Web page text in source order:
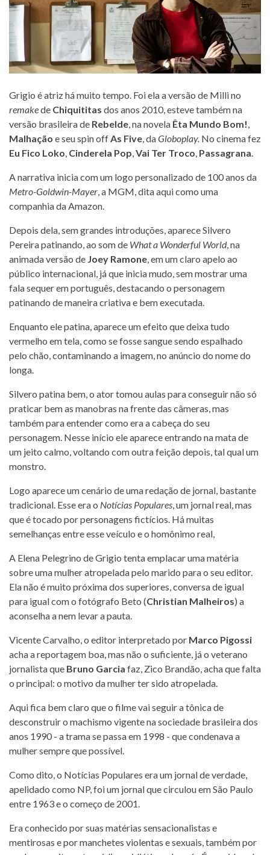
Grigio é atriz há muito tempo. Foi ela a versão de Milli no
remakede Chiquititas dos anos 2010, esteve também na
versão brasileira de Rebelde, na novela Êta Mundo Bom!,
Malhação e seu spin offAs Five, daGloboplay. No cinema fez
Eu Fico Loko, Cinderela Pop,Vai Ter Troco, Passagrana.
A narrativa inicia com um logo personalizado de 100 anos da
Metro-Goldwin-Mayer, a MGM, dita aqui como uma
companhia da Amazon.
Depois dela, sem grandes introduções, aparece Silvero
Pereira patinando, ao som de What a Wonderful World, na
animada versão de Joey Ramone, em um claro apelo ao
público internacional, já que inicia mudo, sem mostrar uma
fala sequer em português, destacando o personagem
patinando de maneira criativa e bem executada.
Enquanto ele patina, aparece um efeito que deixa tudo
vermelho em tela, como se fosse sangue sendo espalhado
pelo chão, contaminando a imagem, no anúncio do nome do
longa.
Silvero patina bem, o ator tomou aulas para conseguir não só
praticar bem as manobras na frente das câmeras, mas
também para entender como era a cabeça do seu
personagem. Nesse início ele aparece entrando na mata de
um jeito calmo, voltando com outra feição depois, tal qual um
monstro.
Logo aparece um cenário de uma redação de jornal, bastante
tradicional. Esse era o Notícias Populares, um jornal real, mas
que é tocado por personagens fictícios. Há muitas
semelhanças entre esse veículo e o homônimo real,
A Elena Pelegrino de Grigio tenta emplacar uma matéria
sobre uma mulher atropelada pelo marido para o seu editor.
Ela não é muito próxima dos superiores, conversa de igual
para igual com o fotógrafo Beto (Christian Malheiros) a
aconselha a nem levar a pauta.
Vicente Carvalho, o editor interpretado por Marco Pigossi
acha a reportagem boa, mas não o suficiente, já o veterano
jornalista que Bruno Garcia faz, Zico Brandão, acha que falta
o principal: o motivo da mulher ter sido atropelada.
Aqui fica bem claro que o filme vai seguir a tônica de
desconstruir o machismo vigente na sociedade brasileira dos
anos 1990 - a trama se passa em 1998 - que condenava a
mulher sempre que possível.
Como dito, o Notícias Populares era um jornal de verdade,
apelidado como NP, foi um jornal que circulou em São Paulo
entre 1963 e o começo de 2001.
Era conhecido por suas matérias sensacionalistas e
mentirosas e por manchetes violentas e sexuais, também por